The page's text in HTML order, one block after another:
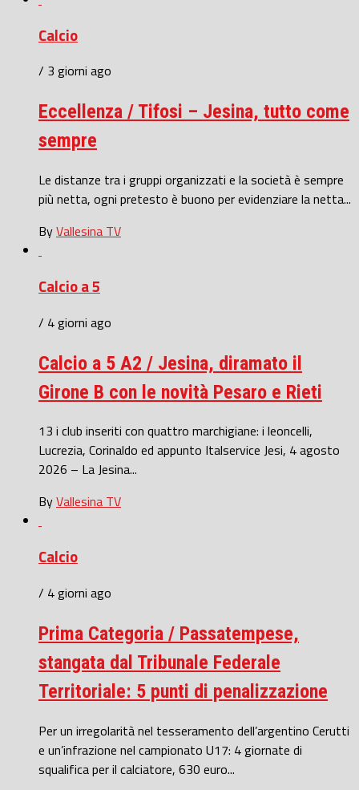
Calcio
/ 3 giorni ago
Eccellenza / Tifosi – Jesina, tutto come
sempre
Le distanze tra i gruppi organizzati e la società è sempre
più netta, ogni pretesto è buono per evidenziare la netta...
ByVallesina TV
Calcio a 5
/ 4 giorni ago
Calcio a 5 A2 / Jesina, diramato il
Girone B con le novità Pesaro e Rieti
13 i club inseriti con quattro marchigiane: i leoncelli,
Lucrezia, Corinaldo ed appunto Italservice Jesi, 4 agosto
2026 – La Jesina...
ByVallesina TV
Calcio
/ 4 giorni ago
Prima Categoria / Passatempese,
stangata dal Tribunale Federale
Territoriale: 5 punti di penalizzazione
Per un irregolarità nel tesseramento dell’argentino Cerutti
e un’infrazione nel campionato U17: 4 giornate di
squalifica per il calciatore, 630 euro...